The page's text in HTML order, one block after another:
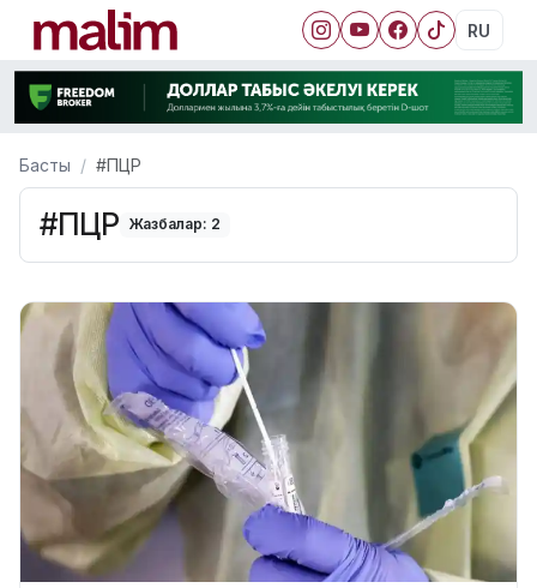
RU
Басты #ПЦР
#ПЦР Жазбалар: 2